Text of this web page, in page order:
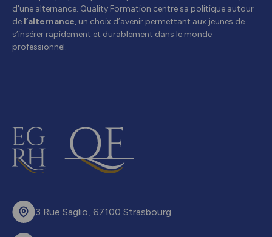
d'une alternance. Quality Formation centre sa politique autour
de l’alternance, un choix d’avenir permettant aux jeunes de
s’insérer rapidement et durablement dans le monde
professionnel.
3 Rue Saglio, 67100 Strasbourg